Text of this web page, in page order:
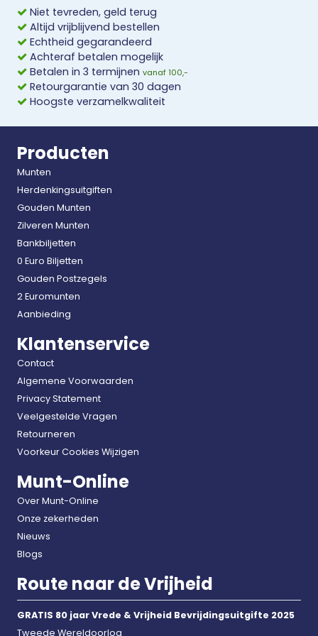
Niet tevreden, geld terug
Altijd vrijblijvend bestellen
Echtheid gegarandeerd
Achteraf betalen mogelijk
Betalen in 3 termijnen vanaf 100,-
Retourgarantie van 30 dagen
Hoogste verzamelkwaliteit
Producten
Munten
Herdenkingsuitgiften
Gouden Munten
Zilveren Munten
Bankbiljetten
0 Euro Biljetten
Gouden Postzegels
2 Euromunten
Aanbieding
Klantenservice
Contact
Algemene Voorwaarden
Privacy Statement
Veelgestelde Vragen
Retourneren
Voorkeur Cookies Wijzigen
Munt-Online
Over Munt-Online
Onze zekerheden
Nieuws
Blogs
Route naar de Vrijheid
GRATIS 80 jaar Vrede & Vrijheid Bevrijdingsuitgifte 2025
Tweede Wereldoorlog